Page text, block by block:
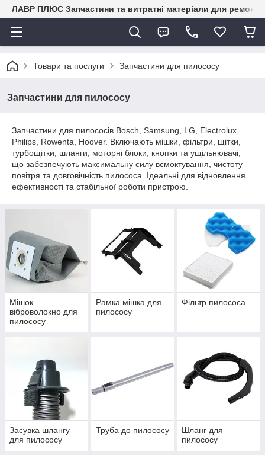
ЛАВР ПЛЮС Запчастини та витратні матеріали для ремонту
Товари та послуги Запчастини для пилососу
Запчастини для пилососу
Запчастини для пилососів Bosch, Samsung, LG, Electrolux,
Philips, Rowenta, Hoover. Включають мішки, фільтри, щітки,
турбощітки, шланги, моторні блоки, кнопки та ущільнювачі,
що забезпечують максимальну силу всмоктування, чистоту
повітря та довговічність пилососа. Ідеальні для відновлення
ефективності та стабільної роботи пристрою.
Мішок
віброволокно для
пилососу
Рамка мішка для
пилососу
Фільтр пилососа
Засувка шлангу
для пилососу
Труба до пилососу
Шланг для
пилососу